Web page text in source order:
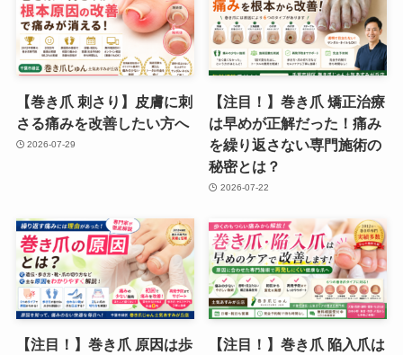
【巻き爪 刺さり】皮膚に刺
さる痛みを改善したい方へ
2026-07-29
【注目！】巻き爪 矯正治療
は早めが正解だった！痛み
を繰り返さない専門施術の
秘密とは？
2026-07-22
【注目！】巻き爪 原因は歩 【注目！】巻き爪 陥入爪は